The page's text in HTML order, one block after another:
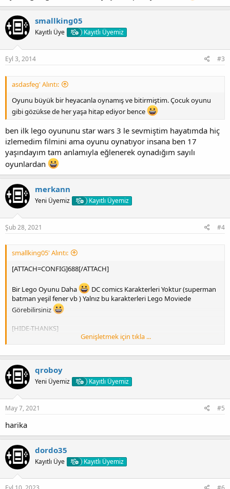
smallking05
Kayıtlı Üye Kayıtlı Üyemiz
Eyl 3, 2014 #3
asdasfeg' Alıntı:
Oyunu büyük bir heyacanla oynamış ve bitirmiştim. Çocuk oyunu
gibi gözükse de her yaşa hitap ediyor bence
ben ilk lego oyununu star wars 3 le sevmiştim hayatımda hiç
izlemedim filmini ama oyunu oynatıyor insana ben 17
yaşındayım tam anlamıyla eğlenerek oynadığım sayılı
oyunlardan
merkann
Yeni Üyemiz Kayıtlı Üyemiz
Şub 28, 2021 #4
smallking05' Alıntı:
[ATTACH=CONFIG]688[/ATTACH]
Bir Lego Oyunu Daha
DC comics Karakterleri Yoktur (superman
batman yeşil fener vb ) Yalnız bu karakterleri Lego Moviede
Görebilirsiniz
[HIDE-THANKS]
Değerli ziyaretçimiz lütfen, içeriği görüntüleyebilmek için
Genişletmek için tıkla ...
qroboy
Yeni Üyemiz Kayıtlı Üyemiz
May 7, 2021 #5
harika
dordo35
Kayıtlı Üye Kayıtlı Üyemiz